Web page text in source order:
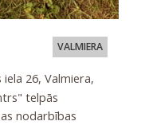
VALMIERA
iela 26, Valmiera,
telpās
nodarbības